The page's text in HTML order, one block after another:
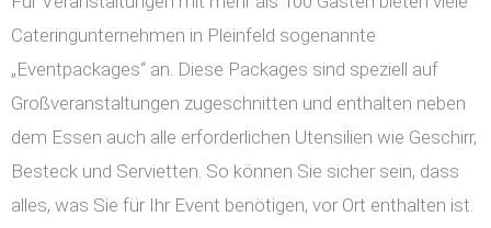
Cateringunternehmen in Pleinfeld sogenannte
„Eventpackages“ an. Diese Packages sind speziell auf
Großveranstaltungen zugeschnitten und enthalten neben
dem Essen auch alle erforderlichen Utensilien wie Geschirr,
Besteck und Servietten. So können Sie sicher sein, dass
alles, was Sie für Ihr Event benötigen, vor Ort enthalten ist.